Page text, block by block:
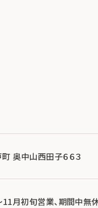
奥中山西田子６６３
月初旬営業、期間中無休